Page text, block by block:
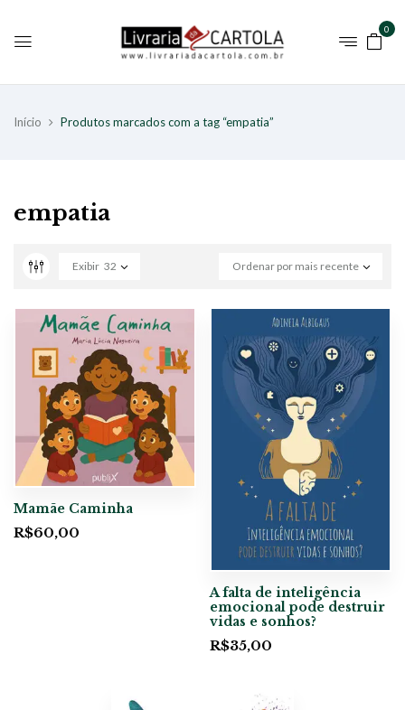
0
Início Produtos marcados com a tag “empatia”
empatia
Ordenar por mais recente
Exibir 32
Mamãe Caminha
R$60,00
A falta de inteligência
emocional pode destruir
vidas e sonhos?
R$35,00